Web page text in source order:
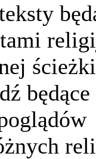
ścieżki
będące